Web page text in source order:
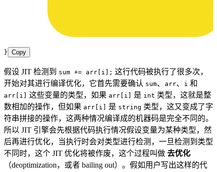
} Copy
假设 JIT 检测到 sum += arr[i]; 这行代码被执行了很多次，
开始对其进行编译优化，它首先需要确认 sum、 arr、 i 和
arr[i] 这些变量的类型，如果 arr[i] 是 int 类型，这就是整
数相加的操作，但如果 arr[i] 是 string 类型，这又变成了字
符串拼接的操作，这两种情况编译成的机器码是完全不同的。
所以 JIT 引擎会先根据代码执行情况假设变量为某种类型，然
后再进行优化，当执行时会对类型进行检测，一旦检测到类型
不同时，这个 JIT 优化将被作废，这个过程叫做 去优化
（deoptimization，或者 bailing out）。假如用户写出这样的代